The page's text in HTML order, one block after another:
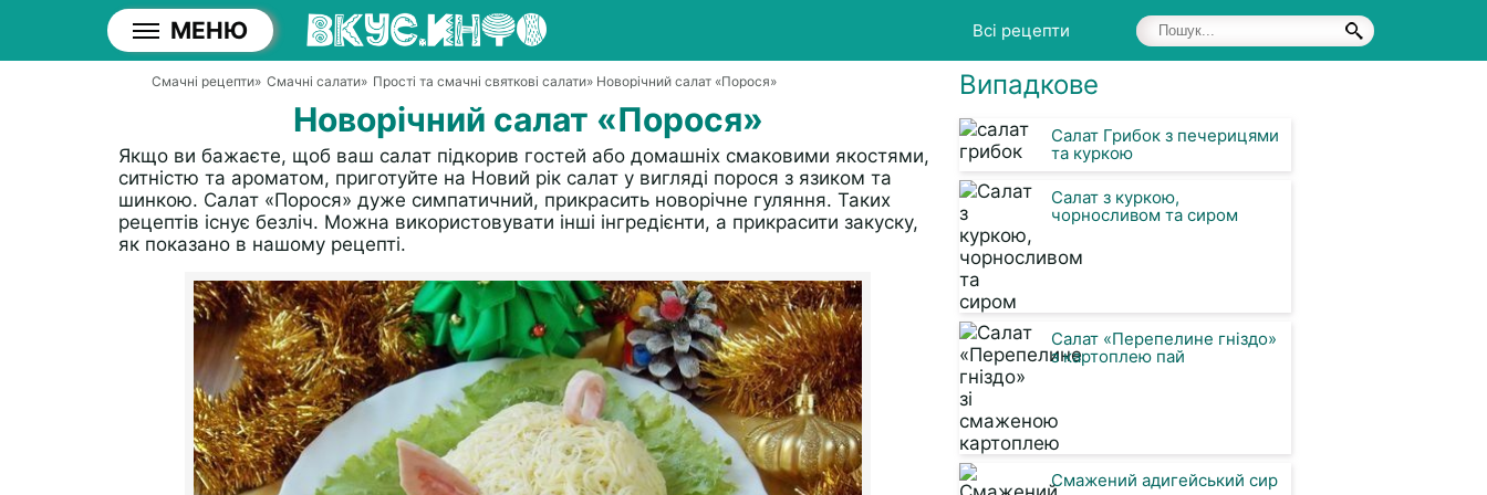
МЕНЮ Всі рецепти
Смачні рецепти» Смачні салати» Прості та смачні святкові салати» Новорічний салат «Порося»
Новорічний салат «Порося»
Якщо ви бажаєте, щоб ваш салат підкорив гостей або домашніх смаковими якостями,
ситністю та ароматом, приготуйте на Новий рік салат у вигляді порося з язиком та
шинкою. Салат «Порося» дуже симпатичний, прикрасить новорічне гуляння. Таких
рецептів існує безліч. Можна використовувати інші інгредієнти, а прикрасити закуску,
як показано в нашому рецепті.
Випадкове
Салат Грибок з печерицями
та куркою
Салат з куркою,
чорносливом та сиром
Салат «Перепелине гніздо»
з картоплею пай
Смажений адигейський сир